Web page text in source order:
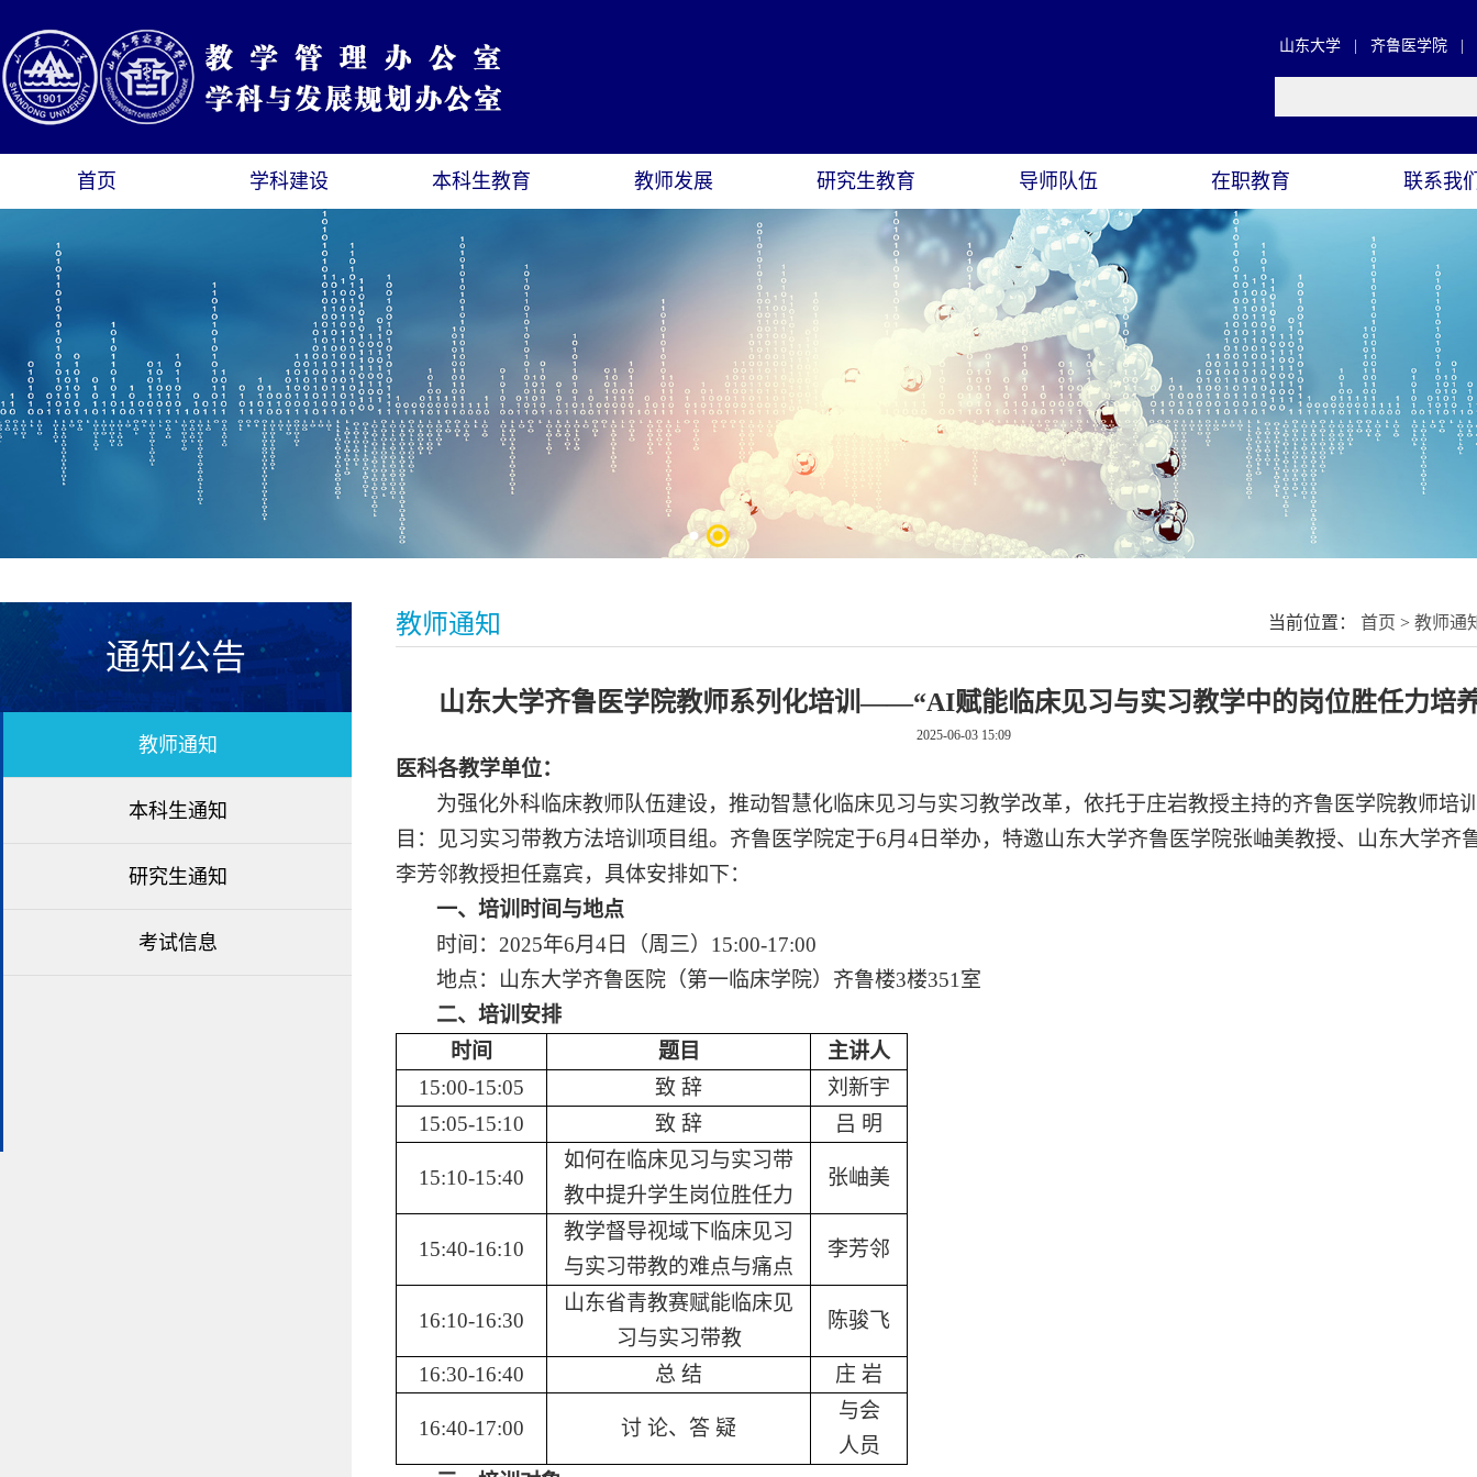
山东大学 齐鲁医学院
首页 学科建设 本科生教育 教师发展 研究生教育 导师队伍 在职教育 联系我
通知公告
教师通知
本科生通知
研究生通知
考试信息
教师通知 当前位置： 首页 > 教师通
山东大学齐鲁医学院教师系列化培训——“AI赋能临床见习与实习教学中的岗位胜任力培
2025-06-03 15:09
医科各教学单位：
为强化外科临床教师队伍建设，推动智慧化临床见习与实习教学改革，依托于庄岩教授主持的齐鲁医学院教师培
目：见习实习带教方法培训项目组。齐鲁医学院定于6月 4日举办，特邀山东大学齐鲁医学院张岫美教授、山东大学齐
李芳邻教授担任嘉宾，具体安排如下：
一、培训时间与地点
时间： 2025年6月 4日（周三） 15:00-17:00
地点：山东大学齐鲁医院（第一临床学院）齐鲁楼3楼351 室
二、培训安排
时间
题目 主讲人
15:00-15:05
致 辞
刘新宇
15:05-15:10
致 辞 吕 明
15:10-15:40
如何在临床见习与实习带
教中提升学生岗位胜任力
张岫美
15:40-16:10
教学督导视域下临床见习
与实习带教的难点与痛点
李芳邻
16:10-16:30
山东省青教赛赋能临床见
习与实习带教
陈骏飞
16:30-16:40 总 结 庄 岩
16:40-17:00 讨 论、答 疑
与会
人员